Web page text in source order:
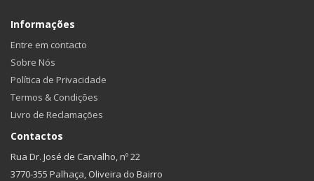
Informações
Entre em contacto
Sobre Nós
Política de Privacidade
Termos & Condições
Livro de Reclamações
Contactos
Rua Dr. José de Carvalho, nº 22
3770-355 Palhaça, Oliveira do Bairro